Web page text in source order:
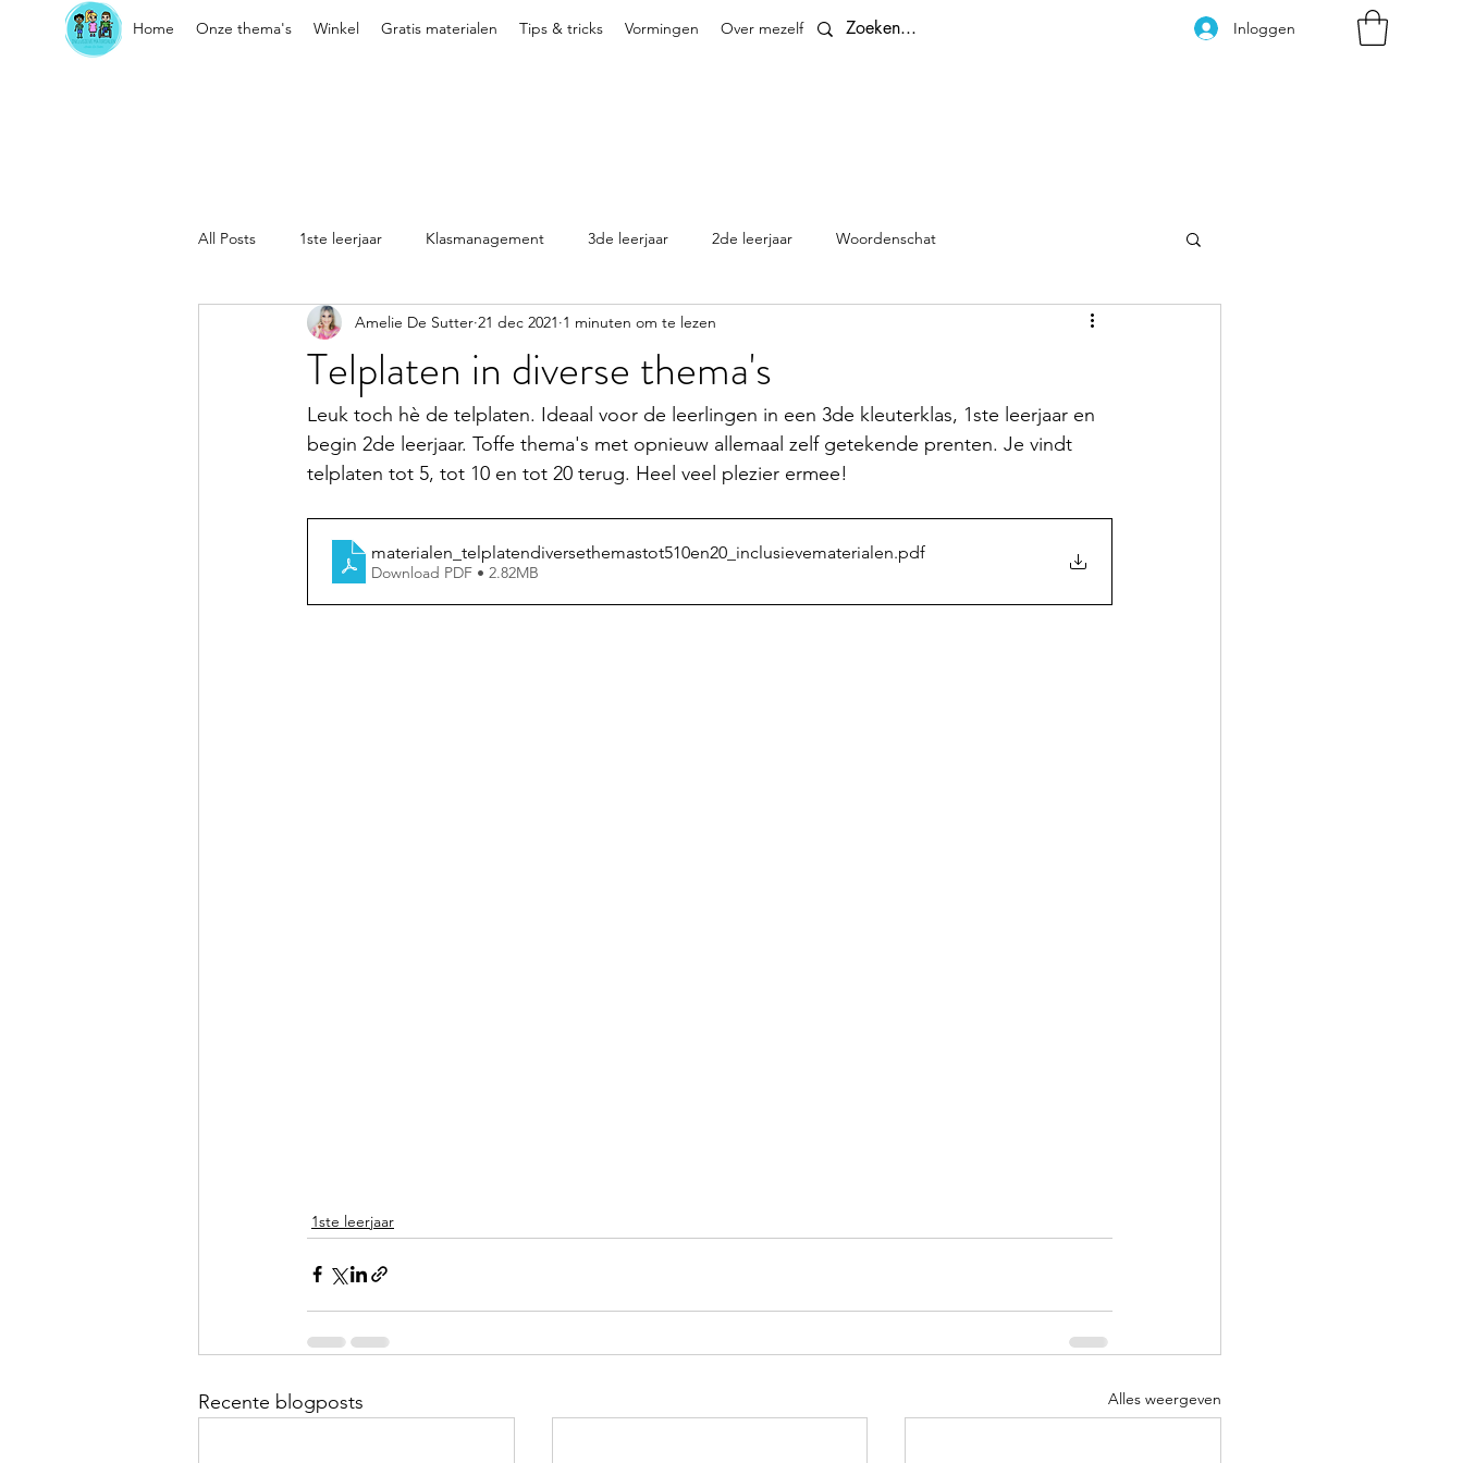
Home Onze thema's Winkel Gratis materialen Tips & tricks Vormingen Over mezelf Contact Inloggen
All Posts 1ste leerjaar Klasmanagement 3de leerjaar 2de leerjaar Woordenschat
Sociaal-emotionele vaardigheden 4de leerjaar planningen
Klasorganisatie Klasthema's en kalenders
Telplaten in diverse thema's
Amelie De Sutter 21 dec 2021 1 minuten om te lezen
Leuk toch hè de telplaten. Ideaal voor de leerlingen in een 3de kleuterklas, 1ste leerjaar en
begin 2de leerjaar. Toffe thema's met opnieuw allemaal zelf getekende prenten. Je vindt
telplaten tot 5, tot 10 en tot 20 terug. Heel veel plezier ermee!
materialen_telplatendiversethemastot510en20_inclusievematerialen.pdf
Download PDF • 2.82MB
1ste leerjaar
Recente blogposts Alles weergeven